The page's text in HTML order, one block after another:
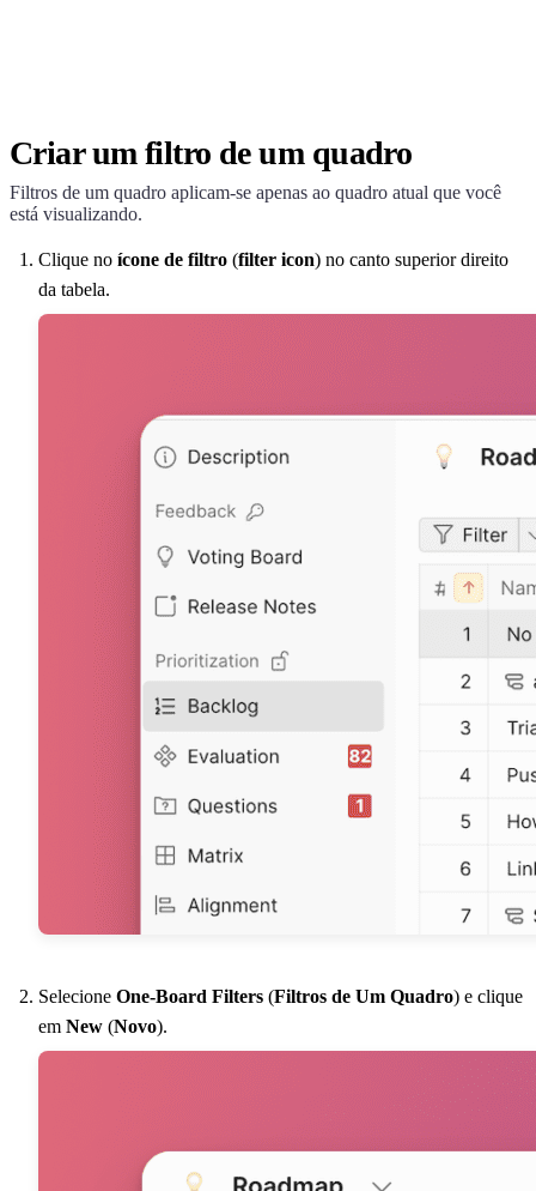
Criar um filtro de um quadro
Filtros de um quadro aplicam-se apenas ao quadro atual que você
está visualizando.
Clique no ícone de filtro (filter icon) no canto superior direito
da tabela.
Selecione One-Board Filters (Filtros de Um Quadro) e clique
em New (Novo).